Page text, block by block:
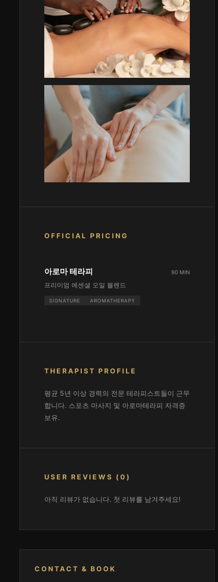
OFFICIAL PRICING
아로마 테라피
프리미엄 에센셜 오일 블렌드
SIGNATURE AROMATHERAPY
90 MIN
THERAPIST PROFILE
평균 5년 이상 경력의 전문 테라피스트들이 근무
합니다. 스포츠 마사지 및 아로마테라피 자격증
보유.
USER REVIEWS (0)
아직 리뷰가 없습니다. 첫 리뷰를 남겨주세요!
CONTACT & BOOK